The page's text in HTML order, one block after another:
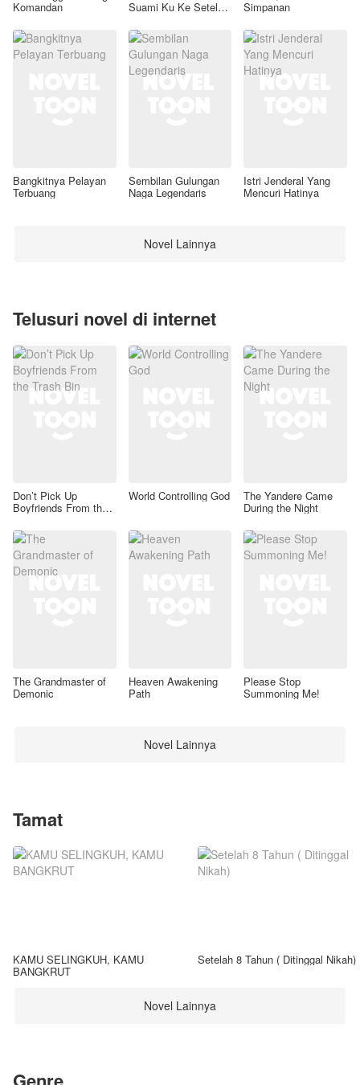
Komandan Suami Ku Ke Setelan Simpanan
Bangkitnya Pelayan
Terbuang
Sembilan Gulungan
Naga Legendaris
Istri Jenderal Yang
Mencuri Hatinya
Novel Lainnya
Telusuri novel di internet
Don’t Pick Up
Boyfriends From the
World Controlling God The Yandere Came
During the Night
The Grandmaster of
Demonic
Heaven Awakening
Path
Please Stop
Summoning Me!
Novel Lainnya
Tamat
KAMU SELINGKUH, KAMU
BANGKRUT
Setelah 8 Tahun ( Ditinggal Nikah)
Novel Lainnya
Genre